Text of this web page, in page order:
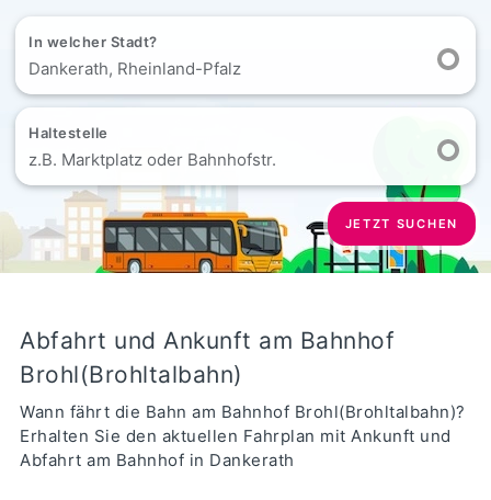
In welcher Stadt?
Dankerath, Rheinland-Pfalz
Haltestelle
z.B. Marktplatz oder Bahnhofstr.
JETZT SUCHEN
Abfahrt und Ankunft am Bahnhof
Brohl(Brohltalbahn)
Wann fährt die Bahn am Bahnhof Brohl(Brohltalbahn)?
Erhalten Sie den aktuellen Fahrplan mit Ankunft und
Abfahrt am Bahnhof in Dankerath